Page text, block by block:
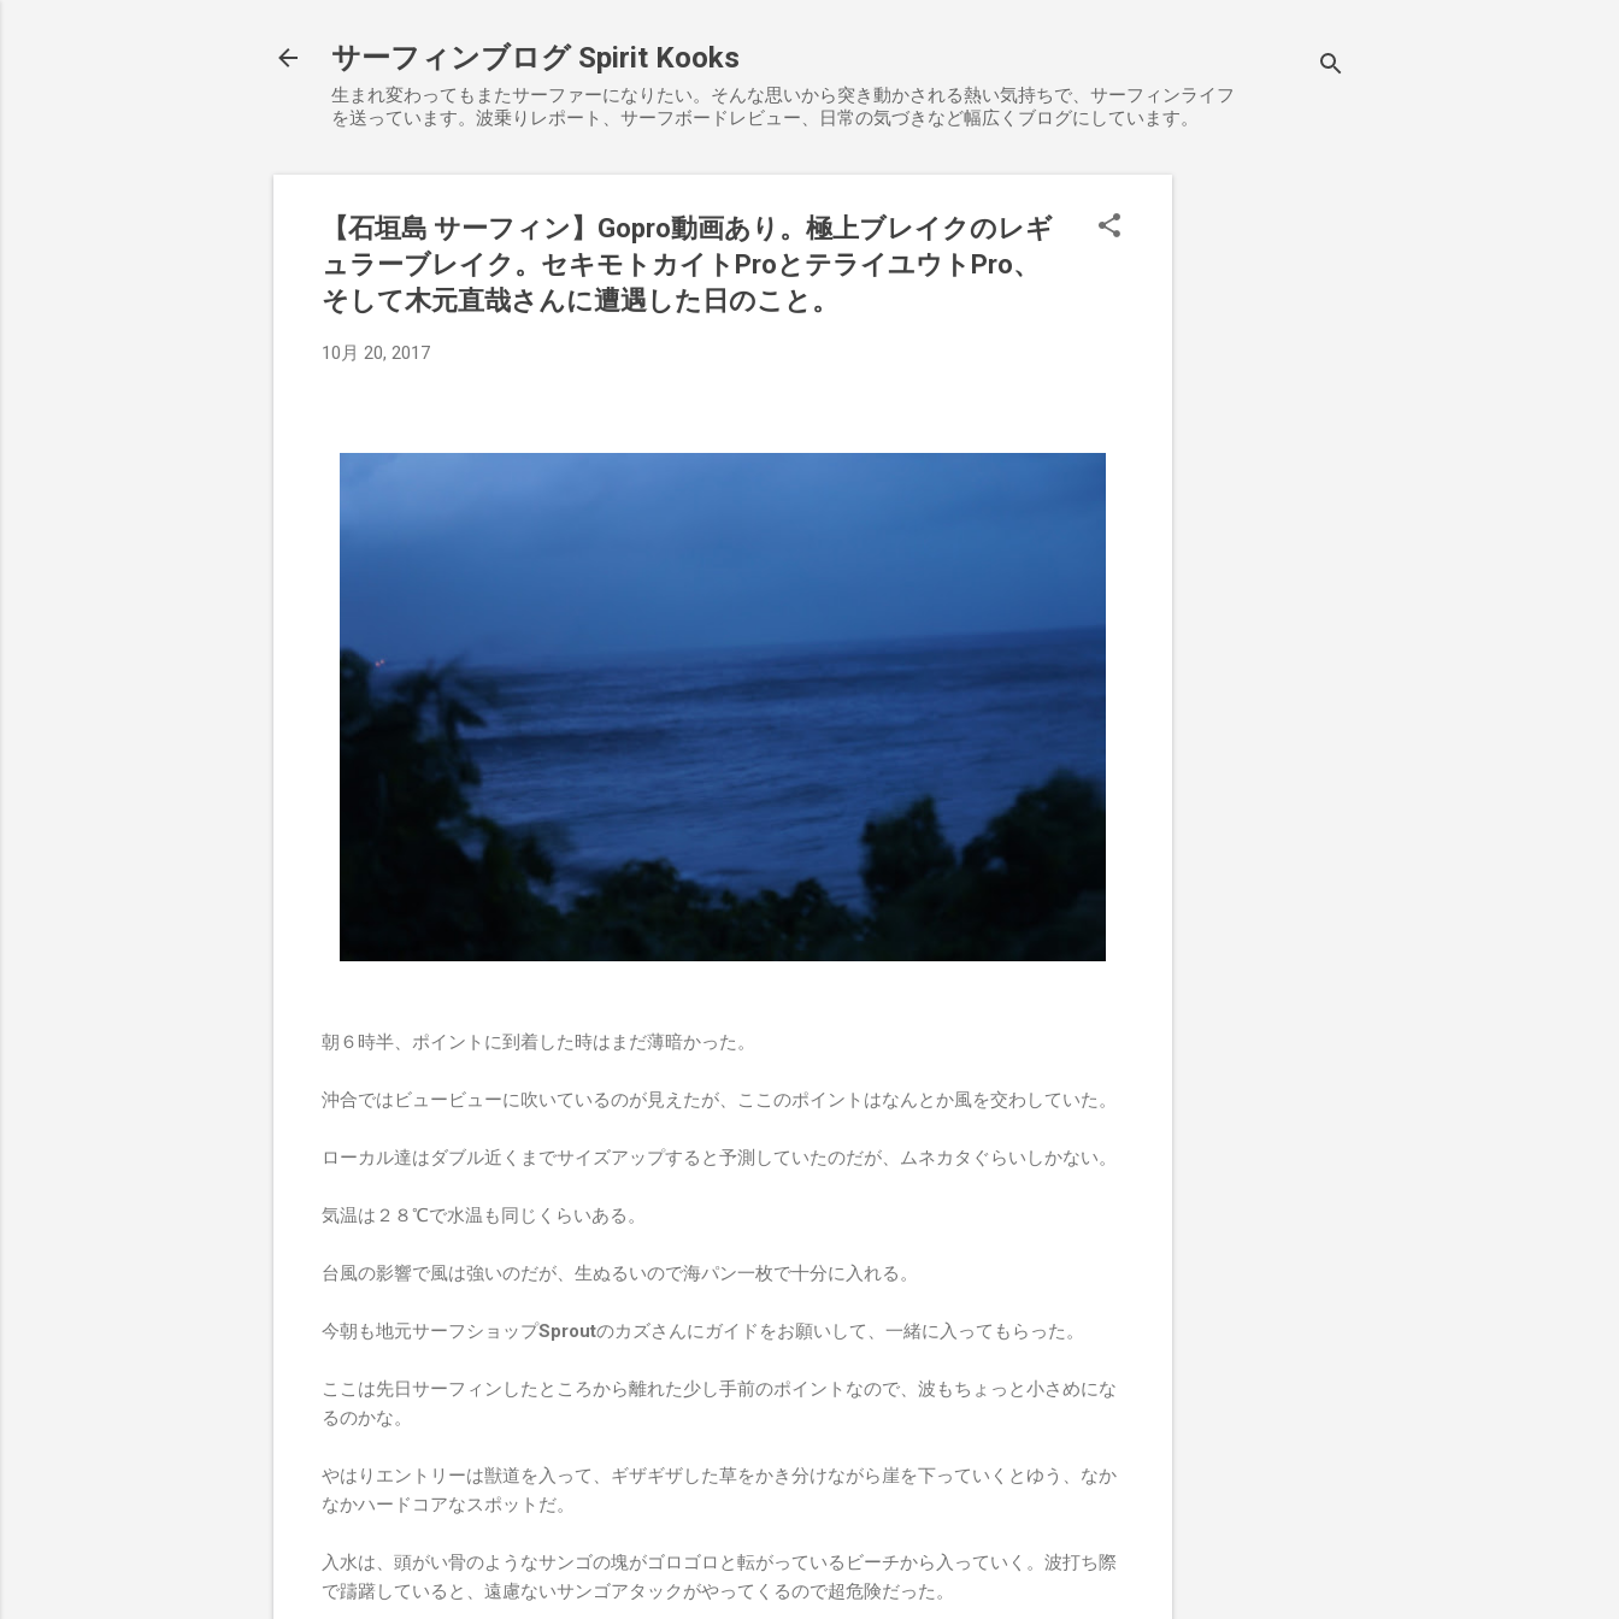
サーフィンブログ Spirit Kooks
生まれ変わってもまたサーファーになりたい。そんな思いから突き動かされる熱い気持ちで、サーフィンライフ
を送っています。波乗りレポート、サーフボードレビュー、日常の気づきなど幅広くブログにしています。
【石垣島 サーフィン】Gopro動画あり。極上ブレイクのレギ
ュラーブレイク。セキモトカイトProとテライユウトPro、
そして木元直哉さんに遭遇した日のこと。
10月 20, 2017
朝６時半、ポイントに到着した時はまだ薄暗かった。
沖合ではビュービューに吹いているのが見えたが、ここのポイントはなんとか風を交わしていた。
ローカル達はダブル近くまでサイズアップすると予測していたのだが、ムネカタぐらいしかない。
気温は２８℃で水温も同じくらいある。
台風の影響で風は強いのだが、生ぬるいので海パン一枚で十分に入れる。
今朝も地元サーフショップSproutのカズさんにガイドをお願いして、一緒に入ってもらった。
ここは先日サーフィンしたところから離れた少し手前のポイントなので、波もちょっと小さめにな
るのかな。
やはりエントリーは獣道を入って、ギザギザした草をかき分けながら崖を下っていくとゆう、なか
なかハードコアなスポットだ。
入水は、頭がい骨のようなサンゴの塊がゴロゴロと転がっているビーチから入っていく。波打ち際
で躊躇していると、遠慮ないサンゴアタックがやってくるので超危険だった。